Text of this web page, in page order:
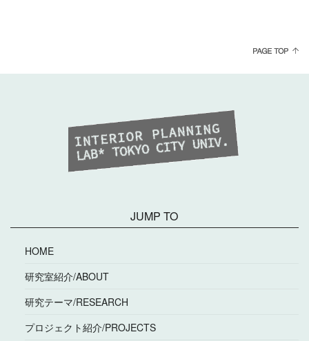
JUMP TO
HOME
研究室紹介/ABOUT
研究テーマ/RESEARCH
プロジェクト紹介/PROJECTS